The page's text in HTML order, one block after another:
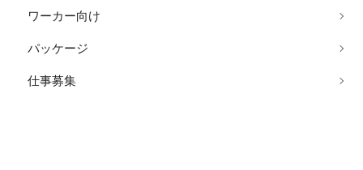
ワーカー向け
パッケージ
仕事募集